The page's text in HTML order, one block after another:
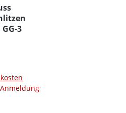
3
Anmeldung